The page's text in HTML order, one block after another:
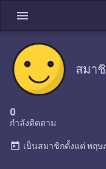
menu
สมา
0
กำลังติดตาม
today เป็นสมาชิกตั้งแต่ พฤษ